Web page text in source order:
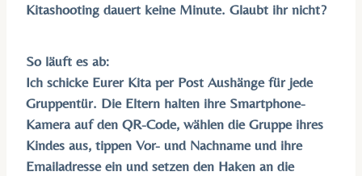
Kitashooting dauert keine Minute. Glaubt ihr nicht?
So läuft es ab:
Ich schicke Eurer Kita per Post Aushänge für jede
Gruppentür. Die Eltern halten ihre Smartphone-
Kamera auf den QR-Code, wählen die Gruppe ihres
Kindes aus, tippen Vor- und Nachname und ihre
Emailadresse ein und setzen den Haken an die